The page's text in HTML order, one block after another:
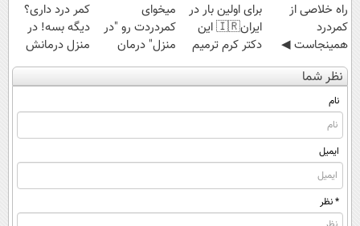
‌راه خلاصی از
کمردرد
همینجاست ◀
فقط کافیه فرم
رو پر کنی!
برای اولین بار در
ایران🇮🇷 این
دکتر کرم ترمیم
کننده 23 روزه
ساخت!
میخوای
کمردردت رو "در
منزل" درمان
کنی؟ (◂فیلم +
◂پرسش‌نامه)
کمر درد داری؟
دیگه بسه! در
منزل درمانش
کن
(◀پرسش‌نامه)
نظر شما
نام
ایمیل
* نظر